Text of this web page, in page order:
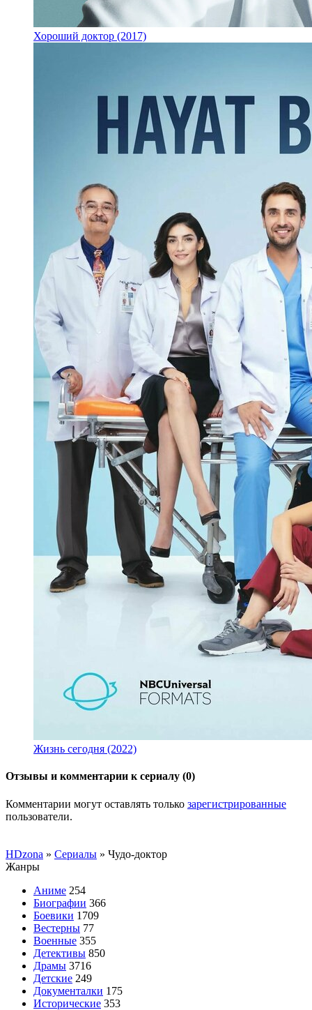
Хороший доктор (2017)
Жизнь сегодня (2022)
Отзывы и комментарии к сериалу (0)
Комментарии могут оставлять только зарегистрированные
пользователи.
HDzona » Сериалы » Чудо-доктор
Жанры
Аниме 254
Биографии 366
Боевики 1709
Вестерны 77
Военные 355
Детективы 850
Драмы 3716
Детские 249
Документалки 175
Исторические 353